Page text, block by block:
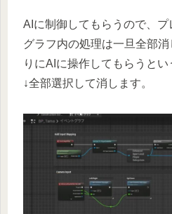
AIに制御してもらうので、プ
グラフ内の処理は一旦全部
りにAIに操作してもらうとい
↓全部選択して消します。